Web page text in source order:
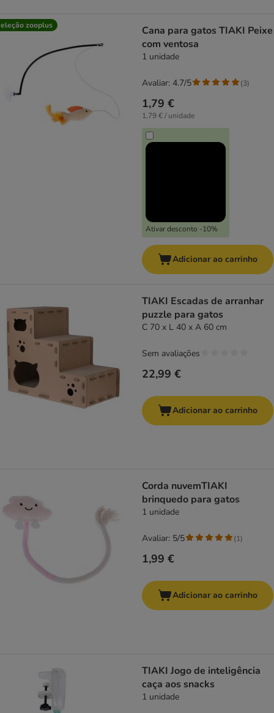
zooplus
Cana para gatos TIAKI Peixe
com ventosa
1 unidade
1,79 €
1,79 € / unidade
Ativar desconto -10%
Avaliar: 4.7/5 (3)
Adicionar ao carrinho
TIAKI Escadas de arranhar
puzzle para gatos
C 70 x L 40 x A 60 cm
22,99 €
Sem avaliações
Adicionar ao carrinho
Corda nuvemTIAKI
brinquedo para gatos
1 unidade
1,99 €
Avaliar: 5/5 (1)
Adicionar ao carrinho
TIAKI Jogo de inteligência
caça aos snacks
1 unidade